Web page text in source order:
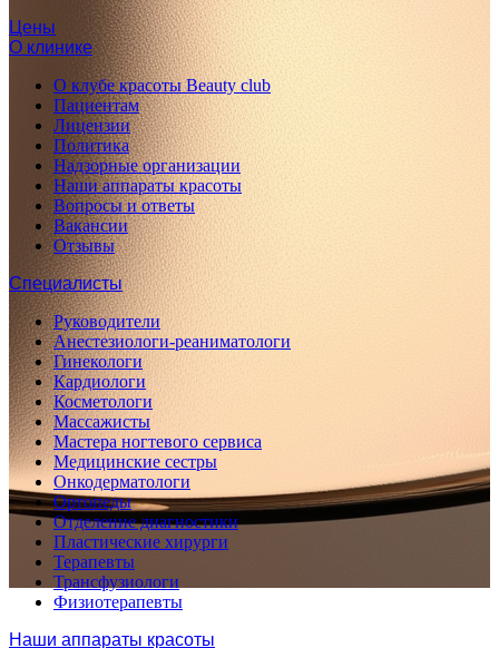
Цены
О клинике
О клубе красоты Beauty club
Пациентам
Лицензии
Политика
Надзорные организации
Наши аппараты красоты
Вопросы и ответы
Вакансии
Отзывы
Специалисты
Руководители
Анестезиологи-реаниматологи
Гинекологи
Кардиологи
Косметологи
Массажисты
Мастера ногтевого сервиса
Медицинские сестры
Онкодерматологи
Ортопеды
Отделение диагностики
Пластические хирурги
Терапевты
Трансфузиологи
Физиотерапевты
Наши аппараты красоты